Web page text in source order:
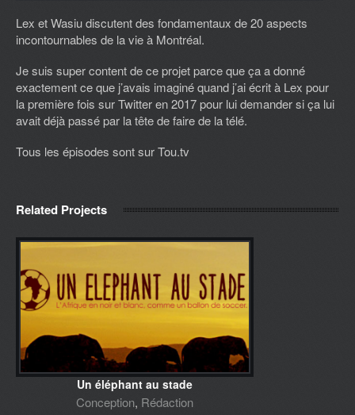
Lex et Wasiu discutent des fondamentaux de 20 aspects
incontournables de la vie à Montréal.
Je suis super content de ce projet parce que ça a donné
exactement ce que j’avais imaginé quand j’ai écrit à Lex pour
la première fois sur Twitter en 2017 pour lui demander si ça lui
avait déjà passé par la tête de faire de la télé.
Tous les épisodes sont sur Tou.tv
Related Projects
Un éléphant au stade
Conception, Rédaction